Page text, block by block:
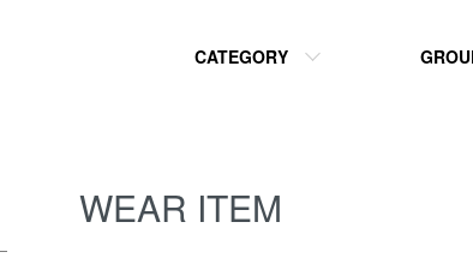
CATEGORY
WEAR ITEM